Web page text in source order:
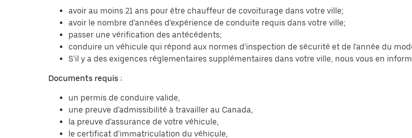
avoir au moins 21 ans pour être chauffeur de covoiturage dans votre ville;
avoir le nombre d'années d'expérience de conduite requis dans votre ville;
passer une vérification des antécédents;
conduire un véhicule qui répond aux normes d'inspection de sécurité et de l'année du
S'il y a des exigences réglementaires supplémentaires dans votre ville, nous vous en
Documents requis :
un permis de conduire valide,
une preuve d'admissibilité à travailler au Canada,
la preuve d'assurance de votre véhicule,
le certificat d'immatriculation du véhicule,